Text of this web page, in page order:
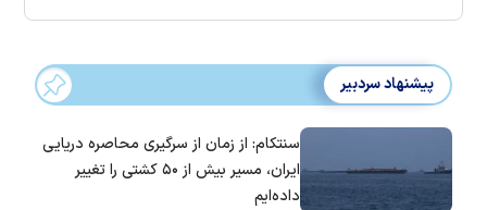
پیشنهاد سردبیر
سنتکام: از زمان از سرگیری محاصره دریایی
ایران، مسیر بیش از ۵۰ کشتی را تغییر
داده‌ایم